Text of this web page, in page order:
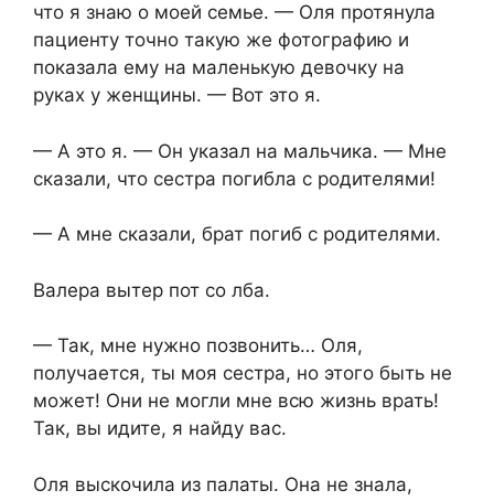
что я знаю о моей семье. — Оля протянула
пациенту точно такую же фотографию и
показала ему на маленькую девочку на
руках у женщины. — Вот это я.
— А это я. — Он указал на мальчика. — Мне
сказали, что сестра погибла с родителями!
— А мне сказали, брат погиб с родителями.
Валера вытер пот со лба.
— Так, мне нужно позвонить… Оля,
получается, ты моя сестра, но этого быть не
может! Они не могли мне всю жизнь врать!
Так, вы идите, я найду вас.
Оля выскочила из палаты. Она не знала,